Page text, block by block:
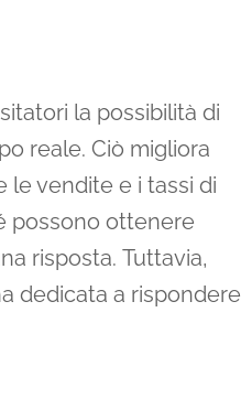
la possibilità di
reale. Ciò migliora
le vendite e i tassi di
possono ottenere
risposta. Tuttavia,
dedicata a rispondere